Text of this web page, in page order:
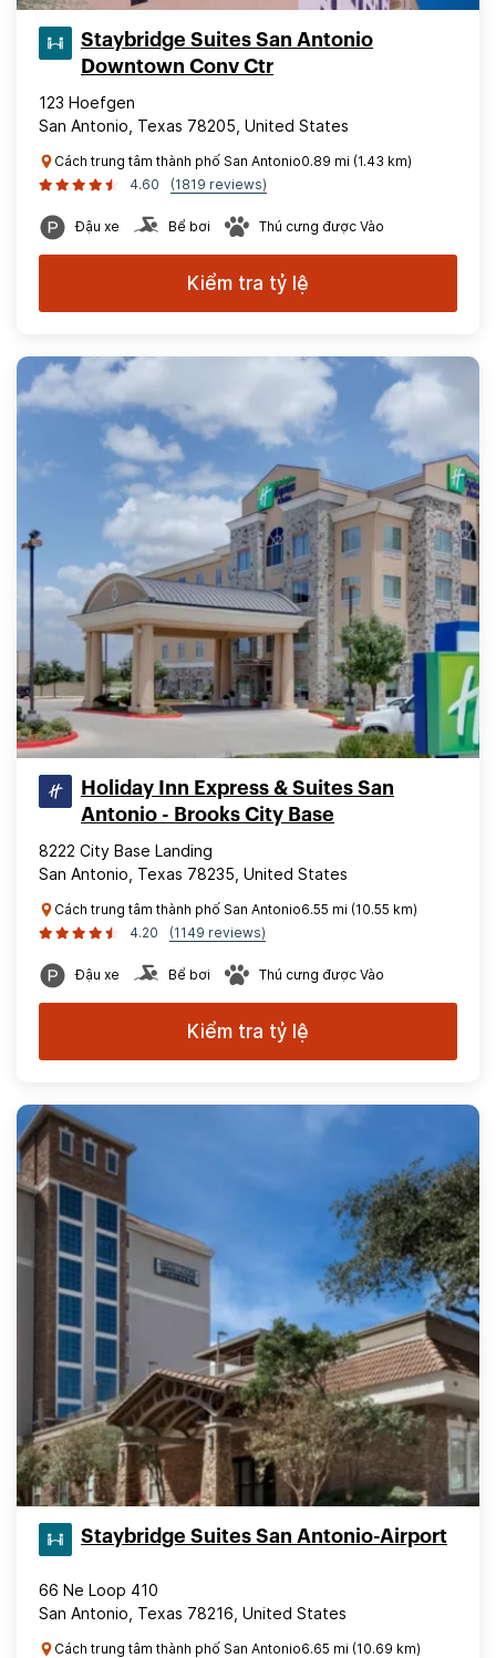
Staybridge Suites San Antonio
Downtown Conv Ctr
123 Hoefgen
San Antonio, Texas 78205, United States
Cách trung tâm thành phố San Antonio0.89 mi (1.43 km)
4.60
(1819 reviews)
Đậu xe Bể bơi Thú cưng được Vào
Kiểm tra tỷ lệ
Holiday Inn Express & Suites San
Antonio - Brooks City Base
8222 City Base Landing
San Antonio, Texas 78235, United States
Cách trung tâm thành phố San Antonio6.55 mi (10.55 km)
4.20
(1149 reviews)
Đậu xe Bể bơi Thú cưng được Vào
Kiểm tra tỷ lệ
Staybridge Suites San Antonio-Airport
66 Ne Loop 410
San Antonio, Texas 78216, United States
Cách trung tâm thành phố San Antonio6.65 mi (10.69 km)